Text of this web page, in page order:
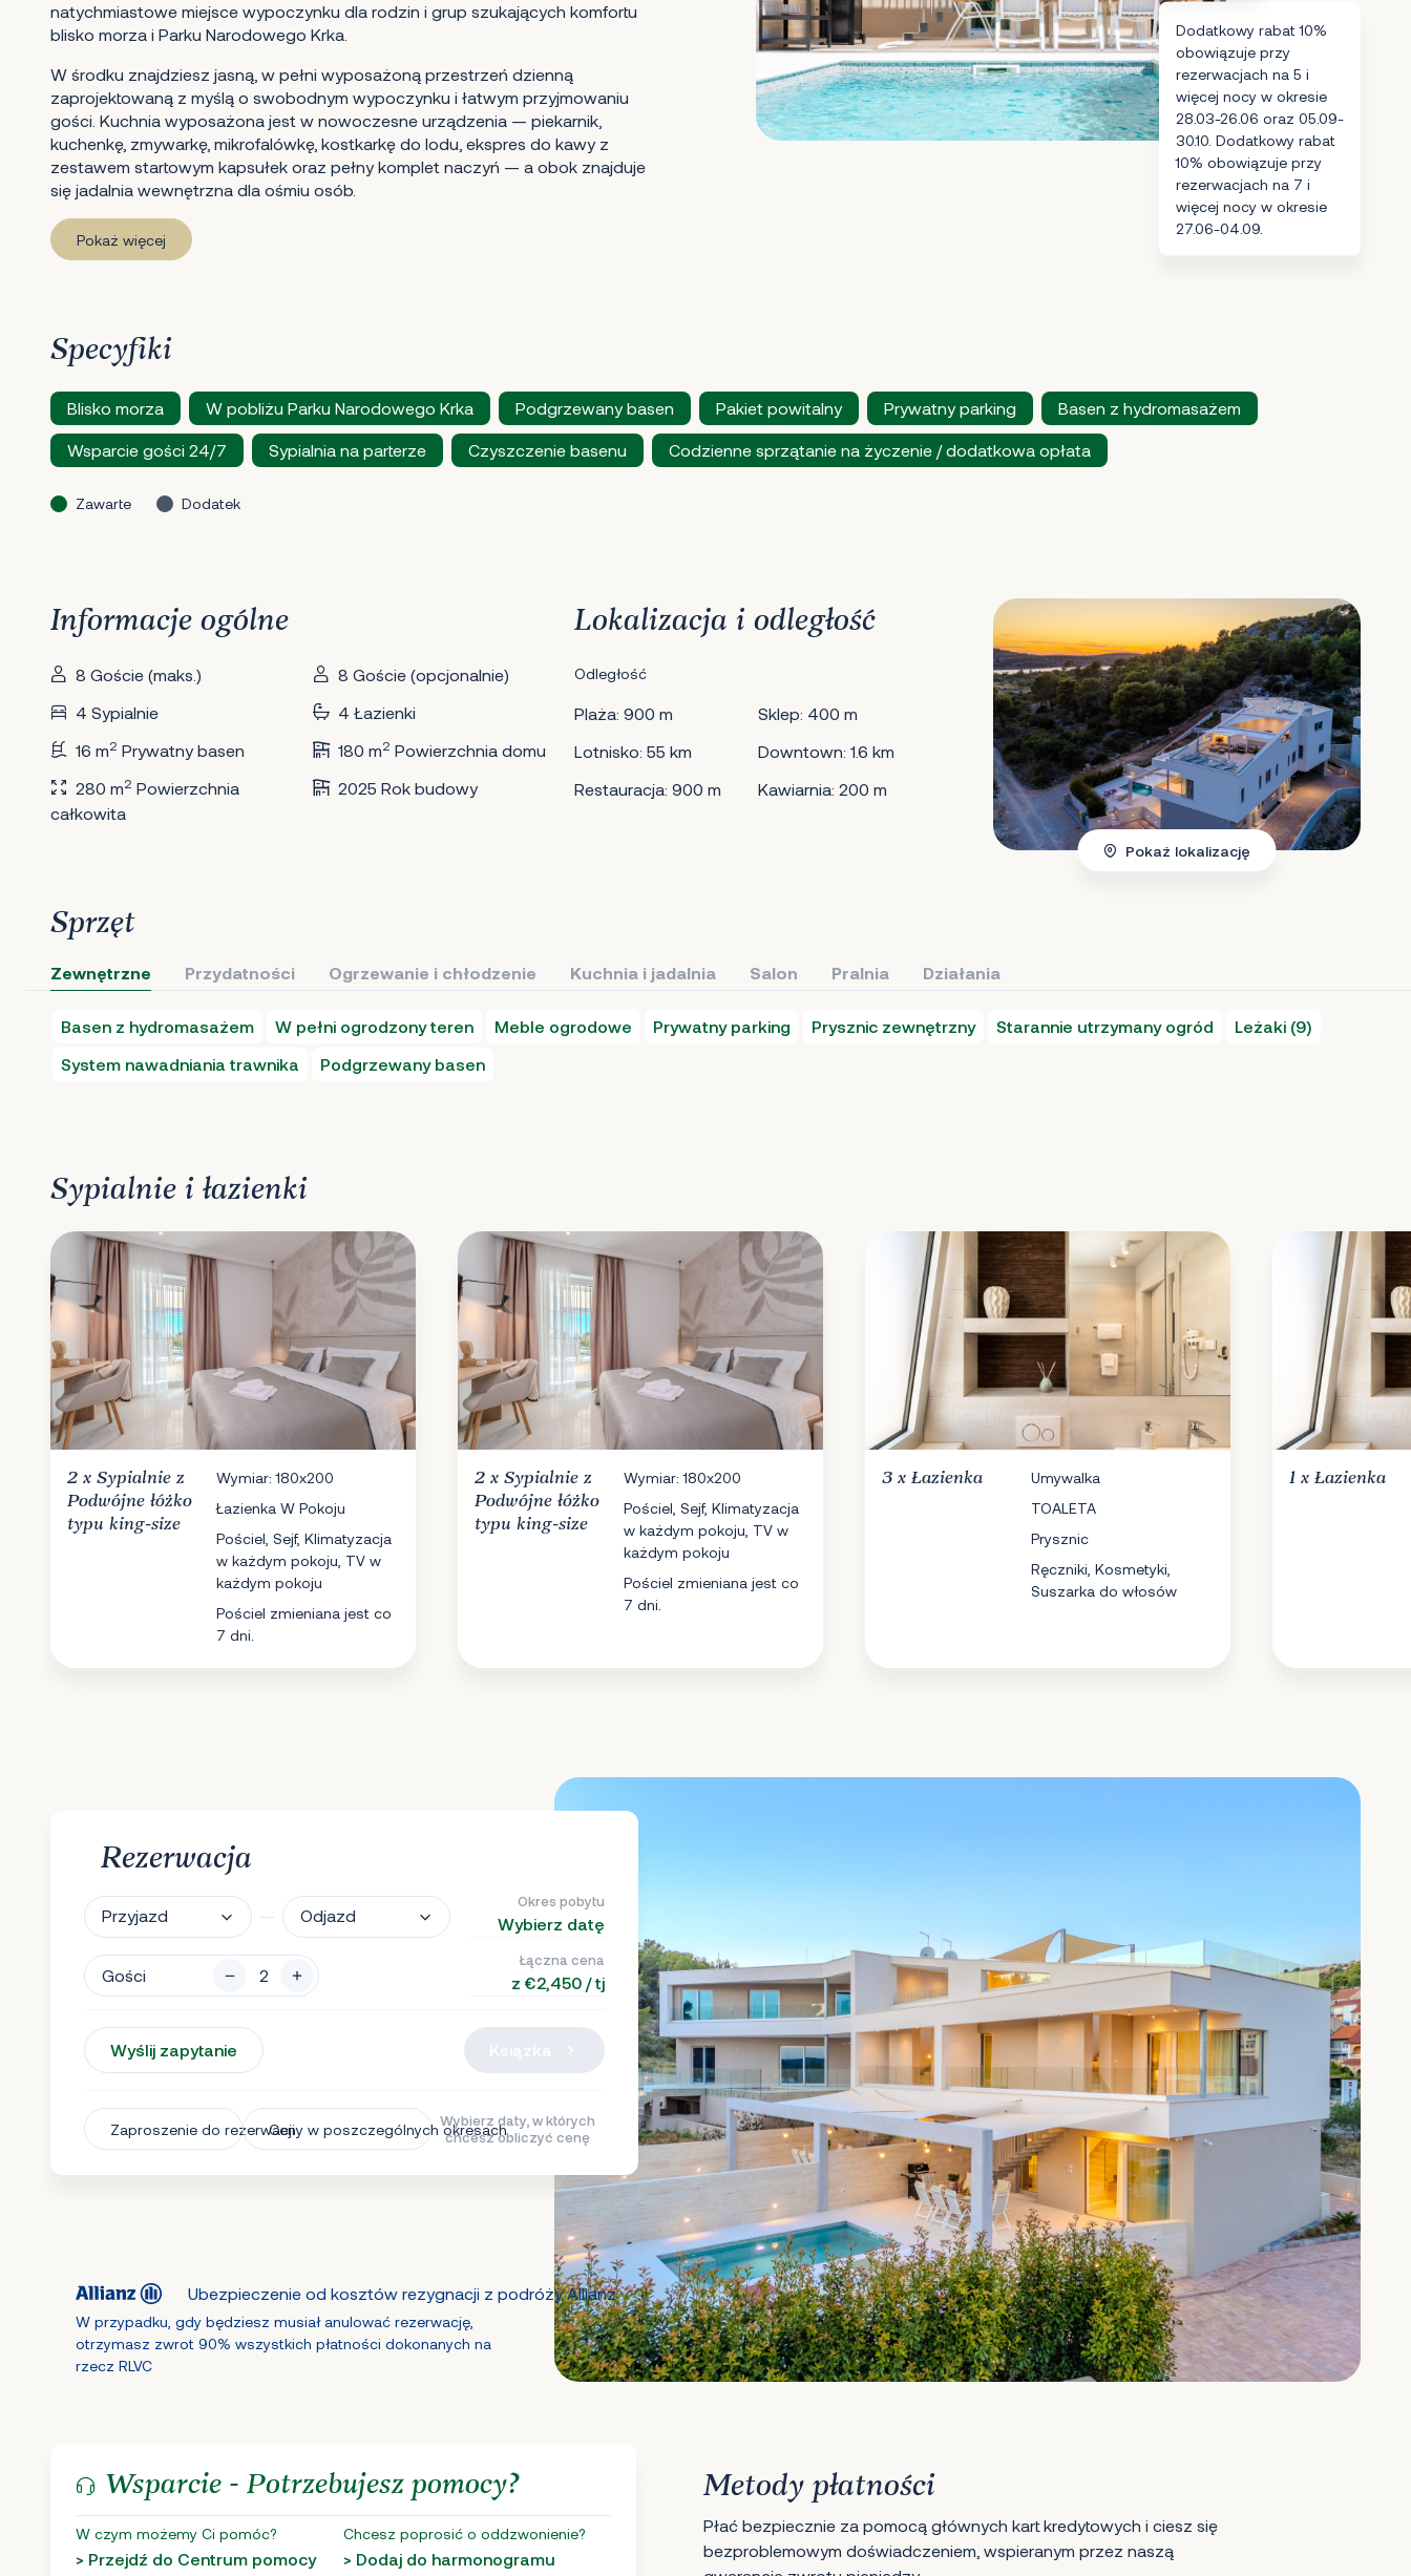
natychmiastowe miejsce wypoczynku dla rodzin i grup szukających komfortu
blisko morza i Parku Narodowego Krka.
W środku znajdziesz jasną, w pełni wyposażoną przestrzeń dzienną
zaprojektowaną z myślą o swobodnym wypoczynku i łatwym przyjmowaniu
gości. Kuchnia wyposażona jest w nowoczesne urządzenia — piekarnik,
kuchenkę, zmywarkę, mikrofalówkę, kostkarkę do lodu, ekspres do kawy z
zestawem startowym kapsułek oraz pełny komplet naczyń — a obok znajduje
się jadalnia wewnętrzna dla ośmiu osób.
Pokaż więcej
Dodatkowy rabat 10%
obowiązuje przy
rezerwacjach na 5 i
więcej nocy w okresie
28.03-26.06 oraz 05.09-
30.10. Dodatkowy rabat
10% obowiązuje przy
rezerwacjach na 7 i
więcej nocy w okresie
27.06-04.09.
Specyfiki
Blisko morza W pobliżu Parku Narodowego Krka Podgrzewany basen Pakiet powitalny Prywatny parking Basen z hydromasażem
Wsparcie gości 24/7 Sypialnia na parterze Czyszczenie basenu Codzienne sprzątanie na życzenie / dodatkowa opłata
Zawarte Dodatek
Informacje ogólne
8 Goście (maks.)
8 Goście (opcjonalnie)
4 Sypialnie
4 Łazienki
16 m2 Prywatny basen 180 m2 Powierzchnia domu
280 m2 Powierzchnia
całkowita
2025 Rok budowy
Lokalizacja i odległość
Odległość
Plaża: 900 m
Sklep: 400 m
Lotnisko: 55 km
Downtown: 1.6 km
Restauracja: 900 m
Kawiarnia: 200 m
Pokaż lokalizację
Sprzęt
Zewnętrzne Przydatności Ogrzewanie i chłodzenie Kuchnia i jadalnia Salon Pralnia Działania
Basen z hydromasażem W pełni ogrodzony teren Meble ogrodowe Prywatny parking Prysznic zewnętrzny Starannie utrzymany ogród
Leżaki (9)
System nawadniania trawnika
Podgrzewany basen
Sypialnie i łazienki
2 x Sypialnie z
Podwójne łóżko
typu king-size
Wymiar: 180x200
Łazienka W Pokoju
Pościel, Sejf, Klimatyzacja
w każdym pokoju, TV w
każdym pokoju
Pościel zmieniana jest co
7 dni.
2 x Sypialnie z
Podwójne łóżko
typu king-size
Wymiar: 180x200
Pościel, Sejf, Klimatyzacja
w każdym pokoju, TV w
każdym pokoju
Pościel zmieniana jest co
7 dni.
3 x Łazienka
Umywalka
TOALETA
Prysznic
Ręczniki, Kosmetyki,
Suszarka do włosów
1 x Łazienka
Rezerwacja
Przyjazd Odjazd
Okres pobytu
Wybierz datę
Gości
Łączna cena
z €2,450 / tj
Wyślij zapytanie
Zaproszenie do rezerwacjiCeny w poszczególnych okresachWybierz daty, w których
chcesz obliczyć cenę
Ubezpieczenie od kosztów rezygnacji z podróży Allianz
W przypadku, gdy będziesz musiał anulować rezerwację,
otrzymasz zwrot 90% wszystkich płatności dokonanych na
rzecz RLVC
Wsparcie - Potrzebujesz pomocy?
W czym możemy Ci pomóc?
> Przejdź do Centrum pomocy
Chcesz poprosić o oddzwonienie?
> Dodaj do harmonogramu
Metody płatności
Płać bezpiecznie za pomocą głównych kart kredytowych i ciesz się
bezproblemowym doświadczeniem, wspieranym przez naszą